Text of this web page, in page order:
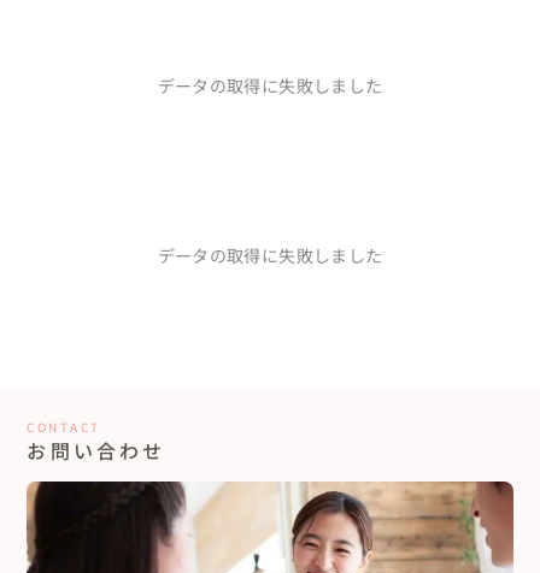
データの取得に失敗しました
データの取得に失敗しました
CONTACT
お問い合わせ